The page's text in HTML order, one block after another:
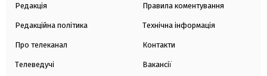
Редакція
Редакційна політика
Про телеканал
Телеведучі
Правила коментування
Технічна інформація
Контакти
Вакансії